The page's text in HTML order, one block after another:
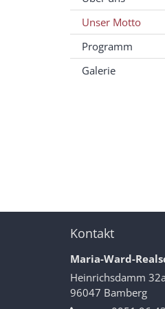
Unser Motto
Programm
Galerie
Kontakt
Maria-Ward-
Heinrichsdamm 32a
96047 Bamberg